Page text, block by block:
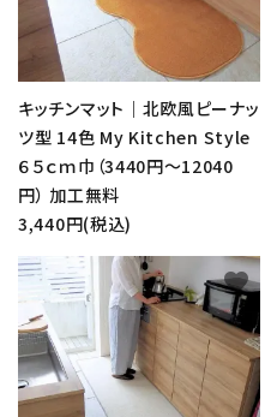
キッチンマット｜北欧風ピーナッ
ツ型 14色 My Kitchen Style
６５ｃｍ巾（3440円～12040
円） 加工無料
3,440円(税込)
favorite